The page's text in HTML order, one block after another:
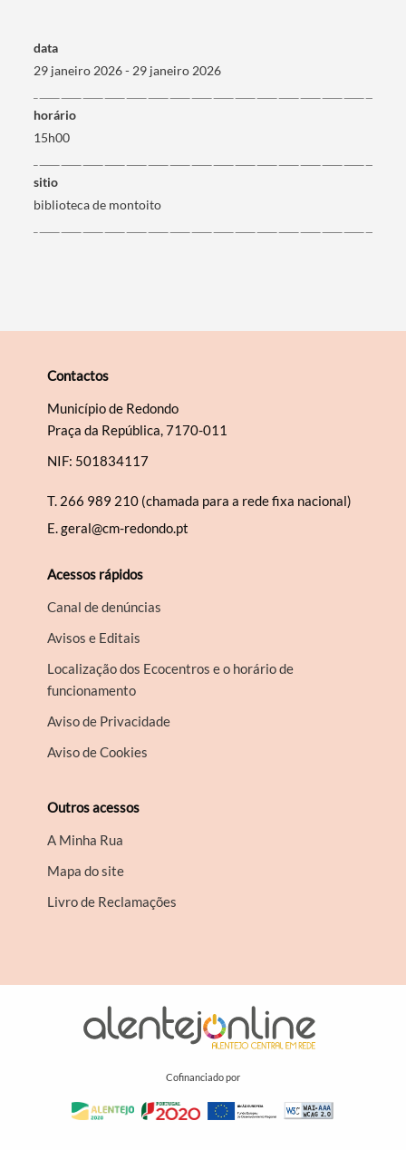
Filtros
data
29 janeiro 2026 - 29 janeiro 2026
horário
15h00
sitio
biblioteca de montoito
Contactos
Município de Redondo
Praça da República, 7170-011
NIF: 501834117
T. 266 989 210 (chamada para a rede fixa nacional)
E.geral@cm-redondo.pt
Acessos rápidos
Canal de denúncias
Avisos e Editais
Localização dos Ecocentros e o horário de
funcionamento
Aviso de Privacidade
Aviso de Cookies
Outros acessos
A Minha Rua
Mapa do site
Livro de Reclamações
Cofinanciado por